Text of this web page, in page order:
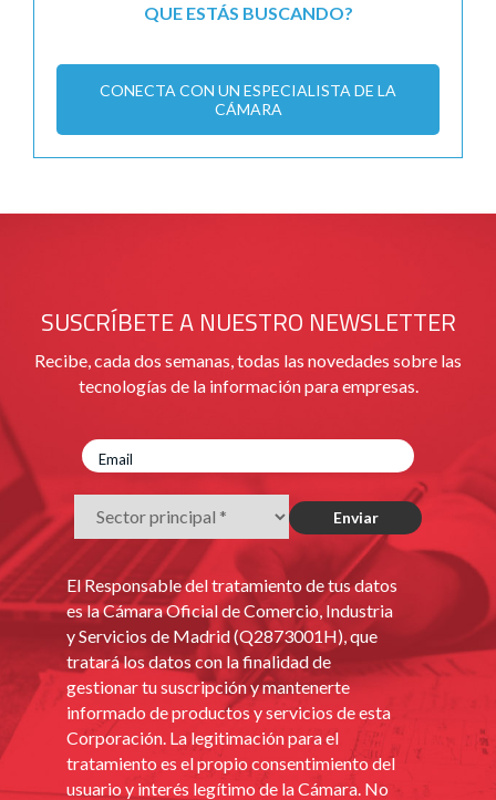
QUE ESTÁS BUSCANDO?
CONECTA CON UN ESPECIALISTA DE LA
CÁMARA
SUSCRÍBETE A NUESTRO NEWSLETTER
Recibe, cada dos semanas, todas las novedades sobre las
tecnologías de la información para empresas.
El Responsable del tratamiento de tus datos
es la Cámara Oficial de Comercio, Industria
y Servicios de Madrid (Q2873001H), que
tratará los datos con la finalidad de
gestionar tu suscripción y mantenerte
informado de productos y servicios de esta
Corporación. La legitimación para el
tratamiento es el propio consentimiento del
usuario y interés legítimo de la Cámara. No